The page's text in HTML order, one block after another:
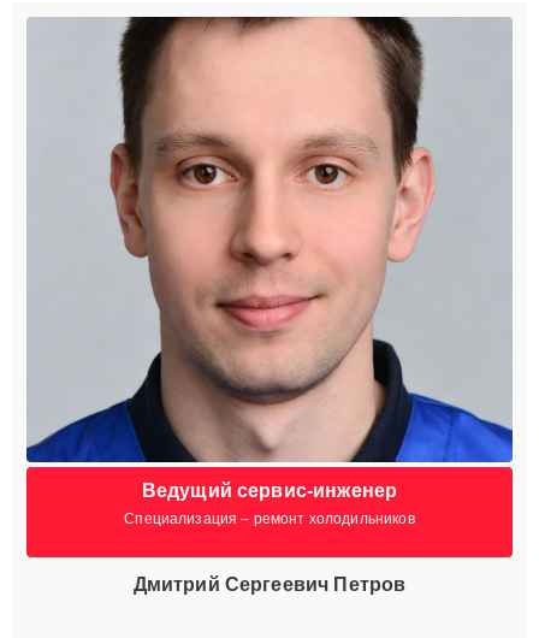
Ведущий сервис-инженер
Специализация – ремонт холодильников
Дмитрий Сергеевич Петров